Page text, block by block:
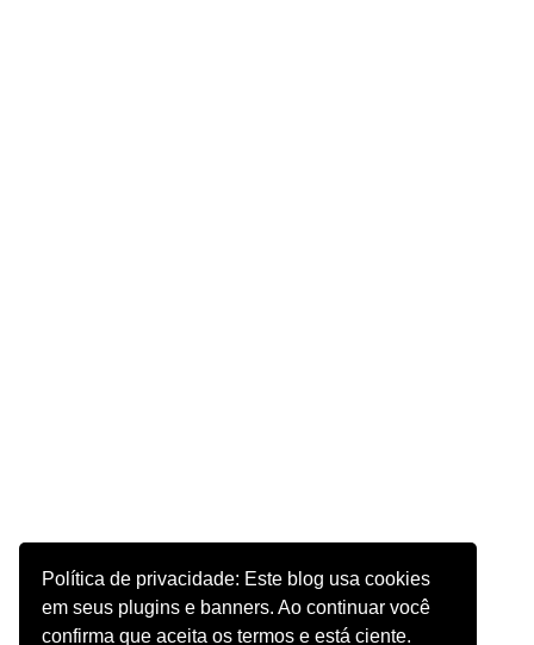
Política de privacidade: Este blog usa cookies
em seus plugins e banners. Ao continuar você
confirma que aceita os termos e está ciente.